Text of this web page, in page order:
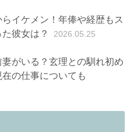
イケメン！年俸や経歴もス
彼女は？
2026.05.25
がいる？玄理との馴れ初め
の仕事についても